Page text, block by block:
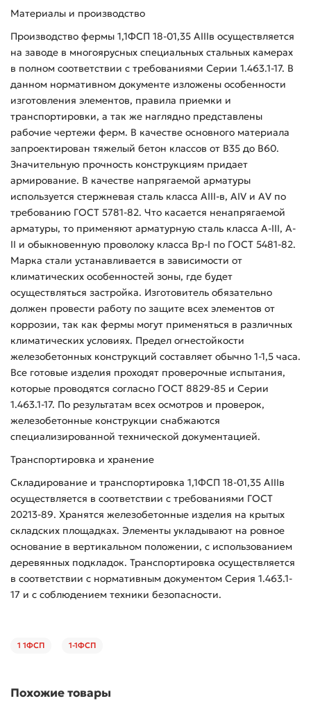
Материалы и производство
Производство фермы 1,1ФСП 18-01,35 АIIIв осуществляется
на заводе в многоярусных специальных стальных камерах
в полном соответствии с требованиями Серии 1.463.1-17. В
данном нормативном документе изложены особенности
изготовления элементов, правила приемки и
транспортировки, а так же наглядно представлены
рабочие чертежи ферм. В качестве основного материала
запроектирован тяжелый бетон классов от B35 до B60.
Значительную прочность конструкциям придает
армирование. В качестве напрягаемой арматуры
используется стержневая сталь класса AIII-в, AIV и AV по
требованию ГОСТ 5781-82. Что касается ненапрягаемой
арматуры, то применяют арматурную сталь класса A-III, A-
II и обыкновенную проволоку класса Bp-I по ГОСТ 5481-82.
Марка стали устанавливается в зависимости от
климатических особенностей зоны, где будет
осуществляться застройка. Изготовитель обязательно
должен провести работу по защите всех элементов от
коррозии, так как фермы могут применяться в различных
климатических условиях. Предел огнестойкости
железобетонных конструкций составляет обычно 1-1,5 часа.
Все готовые изделия проходят проверочные испытания,
которые проводятся согласно ГОСТ 8829-85 и Серии
1.463.1-17. По результатам всех осмотров и проверок,
железобетонные конструкции снабжаются
специализированной технической документацией.
Транспортировка и хранение
Складирование и транспортировка 1,1ФСП 18-01,35 АIIIв
осуществляется в соответствии с требованиями ГОСТ
20213-89. Хранятся железобетонные изделия на крытых
складских площадках. Элементы укладывают на ровное
основание в вертикальном положении, с использованием
деревянных подкладок. Транспортировка осуществляется
в соответствии с нормативным документом Серия 1.463.1-
17 и с соблюдением техники безопасности.
1 1ФСП 1-1ФСП
Похожие товары